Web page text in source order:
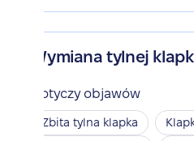
Wymiana tylnej
Dotyczy objawów
Zbita tylna klapka